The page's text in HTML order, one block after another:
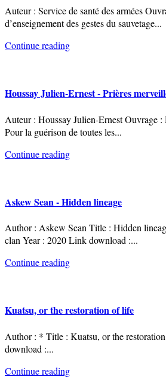
Auteur : Service de santé des armées
d’enseignement des gestes du sauvetage...
Continue reading
Houssay Julien-Ernest - Prières
Auteur : Houssay Julien-Ernest Ouvrage :
Pour la guérison de toutes les...
Continue reading
Askew Sean - Hidden lineage
Author : Askew Sean Title : Hidden
clan Year : 2020 Link download :...
Continue reading
Kuatsu, or the restoration of life
Author : * Title : Kuatsu, or the
download :...
Continue reading